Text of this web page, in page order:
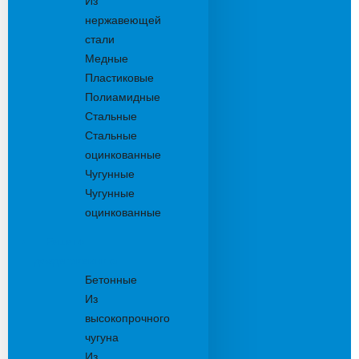
нержавеющей
стали
Медные
Пластиковые
Полиамидные
Стальные
Стальные
оцинкованные
Чугунные
Чугунные
оцинкованные
Бетонные
Из
высокопрочного
чугуна